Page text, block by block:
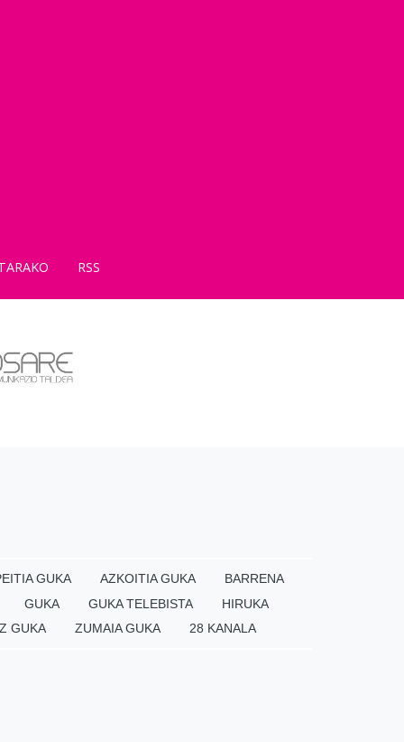
RSS
GUKA AZKOITIA GUKA
BARRENA
GUKA
GUKA TELEBISTA
HIRUKA
GUKA
ZUMAIA GUKA 28 KANALA